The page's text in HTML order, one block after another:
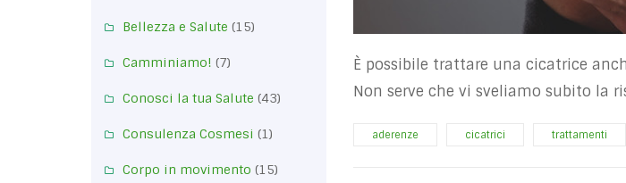
Bellezza e Salute (15)
Camminiamo! (7)
Conosci la tua Salute (43)
Consulenza Cosmesi (1)
Corpo in movimento (15)
È possibile trattare una cicatrice
Non serve che vi sveliamo subito la
aderenze cicatrici trattamenti